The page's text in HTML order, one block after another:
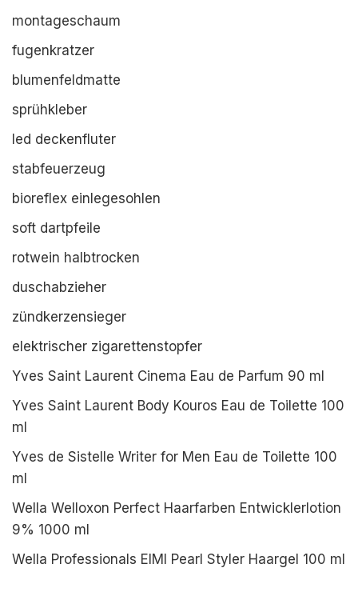
montageschaum
fugenkratzer
blumenfeldmatte
sprühkleber
led deckenfluter
stabfeuerzeug
bioreflex einlegesohlen
soft dartpfeile
rotwein halbtrocken
duschabzieher
zündkerzensieger
elektrischer zigarettenstopfer
Yves Saint Laurent Cinema Eau de Parfum 90 ml
Yves Saint Laurent Body Kouros Eau de Toilette 100
ml
Yves de Sistelle Writer for Men Eau de Toilette 100
ml
Wella Welloxon Perfect Haarfarben Entwicklerlotion
9% 1000 ml
Wella Professionals EIMI Pearl Styler Haargel 100 ml